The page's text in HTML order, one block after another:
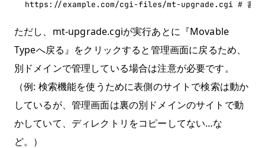
ただし、mt-upgrade.cgiが実行あとに『Movable
Typeへ戻る』をクリックすると管理画面に戻るため、
別ドメインで管理している場合は注意が必要です。
（例: 検索機能を使うために表側のサイトで検索は動か
しているが、管理画面は裏の別ドメインのサイトで動
かしていて、ディレクトリをコピーしてない…な
ど。）